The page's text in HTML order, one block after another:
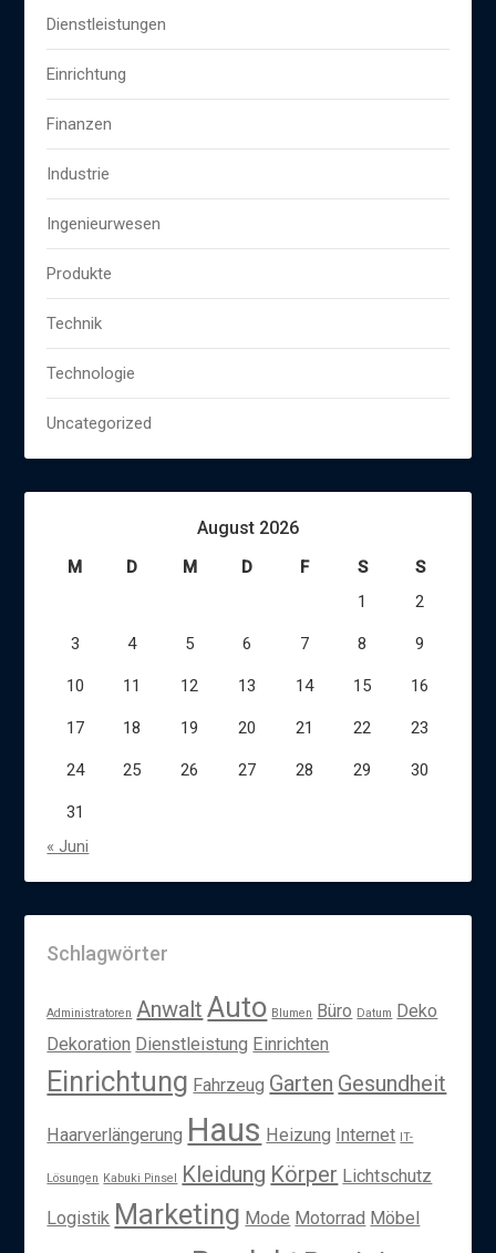
Dienstleistungen
Einrichtung
Finanzen
Industrie
Ingenieurwesen
Produkte
Technik
Technologie
Uncategorized
August 2026
M D M D F S
S
1
2
3 4 5 6 7 8 9
10 11 12 13 14 15 16
17 18 19 20 21 22 23
24 25 26 27 28 29 30
31
« Juni
Schlagwörter
Administratoren Anwalt Auto Blumen Büro Datum Deko
Dekoration Dienstleistung Einrichten
Einrichtung Fahrzeug Garten Gesundheit
Haarverlängerung Haus Heizung Internet IT-
Lösungen Kabuki Pinsel Kleidung Körper Lichtschutz
Logistik Marketing Mode Motorrad Möbel